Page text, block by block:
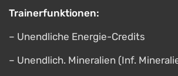
Trainerfunktionen:
– Unendliche Energie-Credits
– Unendlich. Mineralien (Inf.